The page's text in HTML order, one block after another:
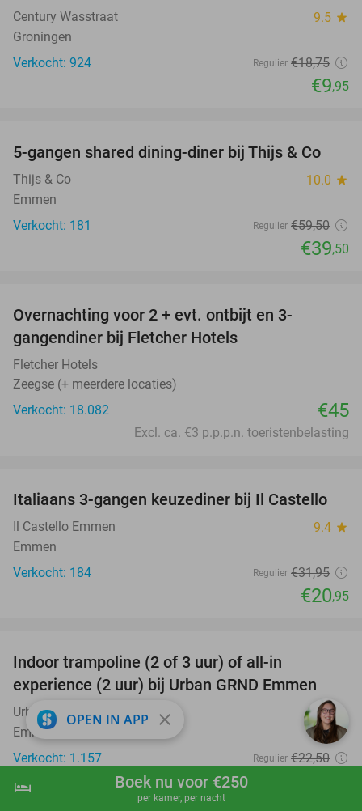
shopping_cart Boek nu
hotel Boek nu voor €250
per kamer, per nacht
Century Wasstraat 9.5 star
Groningen
Verkocht: 924
Regulier €18,75
€9,95
34%
5-gangen shared dining-diner bij Thijs & Co
Thijs & Co 10.0 star
Emmen
Verkocht: 181
Regulier €59,50
€39,50
Overnachting voor 2 + evt. ontbijt en 3-
gangendiner bij Fletcher Hotels
Fletcher Hotels
Zeegse (+ meerdere locaties)
Verkocht: 18.082
€45
Excl. ca. €3 p.p.p.n. toeristenbelasting
34%
Italiaans 3-gangen keuzediner bij Il Castello
Il Castello Emmen 9.4 star
Emmen
Verkocht: 184
Regulier €31,95
€20,95
Indoor trampoline (2 of 3 uur) of all-in
experience (2 uur) bij Urban GRND Emmen
Urban GRND Emmen 9.4star
Emmen
Verkocht: 1.157
Regulier €22,50
OPEN IN APP close